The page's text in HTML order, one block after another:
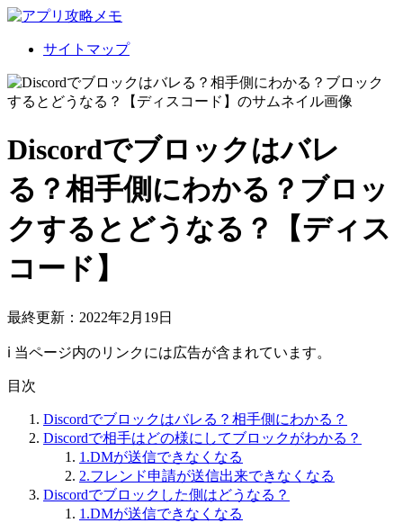
サイトマップ
Discordでブロックはバレ
る？相手側にわかる？ブロッ
クするとどうなる？【ディス
コード】
最終更新：2022年2月19日
ℹ︎ 当ページ内のリンクには広告が含まれています。
目次
Discordでブロックはバレる？相手側にわかる？
Discordで相手はどの様にしてブロックがわかる？
1.DMが送信できなくなる
2.フレンド申請が送信出来できなくなる
Discordでブロックした側はどうなる？
1.DMが送信できなくなる